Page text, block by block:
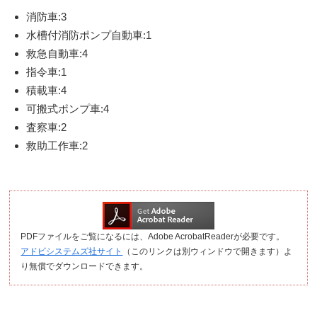
消防車:3
水槽付消防ポンプ自動車:1
救急自動車:4
指令車:1
積載車:4
可搬式ポンプ車:4
査察車:2
救助工作車:2
PDFファイルをご覧になるには、Adobe AcrobatReaderが必要です。
アドビシステムズ社サイト
（このリンクは別ウィンドウで開きます）よ
り無償でダウンロードできます。